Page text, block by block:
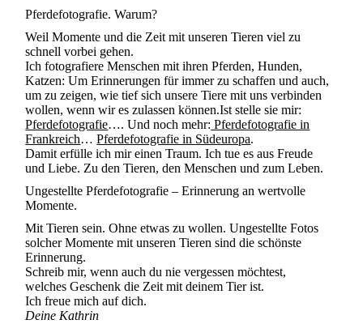
Pferdefotografie. Warum?
Weil Momente und die Zeit mit unseren Tieren viel zu
schnell vorbei gehen.
Ich fotografiere Menschen mit ihren Pferden, Hunden,
Katzen: Um Erinnerungen für immer zu schaffen und auch,
um zu zeigen, wie tief sich unsere Tiere mit uns verbinden
wollen, wenn wir es zulassen können.Ist stelle sie mir:
Pferdefotografie…. Und noch mehr: Pferdefotografie in
Frankreich…Pferdefotografie in Südeuropa.
Damit erfülle ich mir einen Traum. Ich tue es aus Freude
und Liebe. Zu den Tieren, den Menschen und zum Leben.
Ungestellte Pferdefotografie – Erinnerung an wertvolle
Momente.
Mit Tieren sein. Ohne etwas zu wollen. Ungestellte Fotos
solcher Momente mit unseren Tieren sind die schönste
Erinnerung.
Schreib mir, wenn auch du nie vergessen möchtest,
welches Geschenk die Zeit mit deinem Tier ist.
Ich freue mich auf dich.
Deine Kathrin